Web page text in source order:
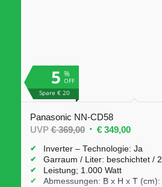
%
OFF
5
Spare € 20
Panasonic NN-CD58
UVP€369,00 Ursprünglicher
Preis
war:
€ 369,00
€349,00
Preis
ist:
Inverter – Technologie: Ja
Garraum / Liter: beschichtet /
Leistung; 1.000 Watt
Abmessungen: B x H x T